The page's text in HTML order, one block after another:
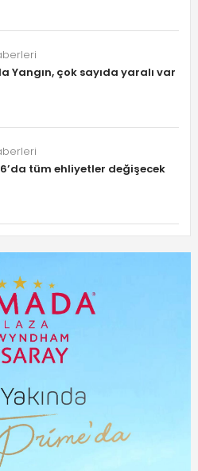
Yangın, çok sayıda yaralı var
tüm ehliyetler değişecek